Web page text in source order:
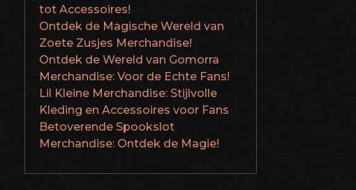
tot Accessoires!
Ontdek de Magische Wereld van
Zoete Zusjes Merchandise!
Ontdek de Wereld van Gomorra
Merchandise: Voor de Echte Fans!
Lil Kleine Merchandise: Stijlvolle
Kleding en Accessoires voor Fans
Betoverende Spookslot
Merchandise: Ontdek de Magie!